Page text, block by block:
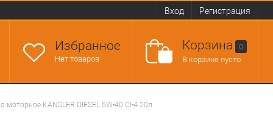
Вход Регистрация
Избранное
Нет товаров
Корзина
0
В корзине пусто
моторное KANSLER DIESEL 5W-40 CI-4 20л